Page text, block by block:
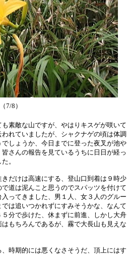
7/8）
素敵な山ですが、やはりキスゲが咲いて
れていましたが、シャクナゲの頃は体調
しょうか、今日までに登った夜叉が池や
さんの報告を見ているうちに日日が経っ
。
だけは高速にする、登山口到着は９時少
道は泥んこと思うのでスパッツを付けて
ってきました、男１人、女３人のグルー
は追いつかれずにすみそうかな、なんて
分で歩けた、休まずに前進、しかし大舟
もちろんであるが、霧で大長山も見えな
時期的には悪くなさそうだ、頂上にはす